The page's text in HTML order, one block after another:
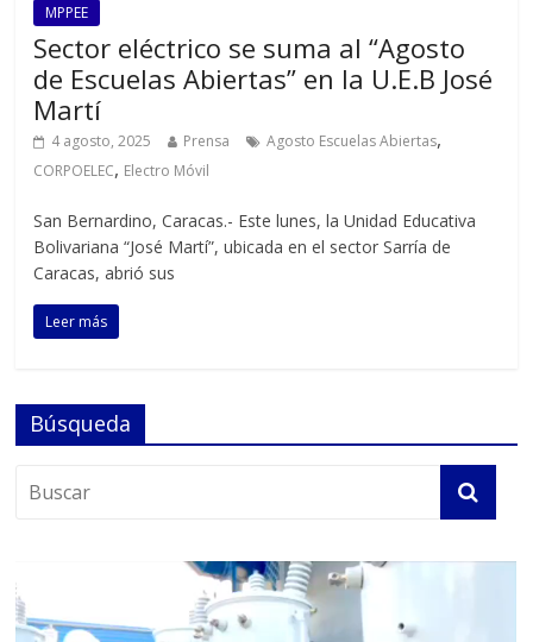
MPPEE
Sector eléctrico se suma al “Agosto
de Escuelas Abiertas” en la U.E.B José
Martí
4 agosto, 2025 Prensa Agosto Escuelas Abiertas,
CORPOELEC, Electro Móvil
San Bernardino, Caracas.- Este lunes, la Unidad Educativa
Bolivariana “José Martí”, ubicada en el sector Sarría de
Caracas, abrió sus
Leer más
Búsqueda